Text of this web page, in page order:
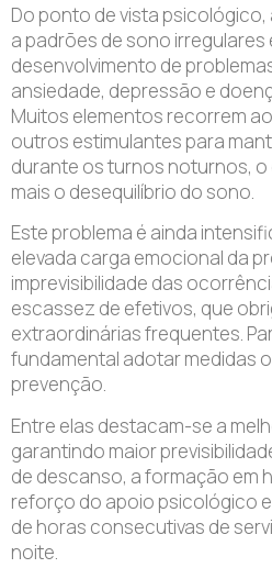
Do ponto de vista
a padrões de sono
desenvolvimento de
ansiedade, depressão e
Muitos elementos recorrem
outros estimulantes para
durante os turnos noturnos, o
mais o desequilíbrio do sono.
Este problema é ainda
elevada carga emocional da
imprevisibilidade das
escassez de efetivos, que
extraordinárias frequentes.
fundamental adotar medidas
prevenção.
Entre elas destacam-se a
garantindo maior
de descanso, a formação em
reforço do apoio psicológico
de horas consecutivas de
noite.